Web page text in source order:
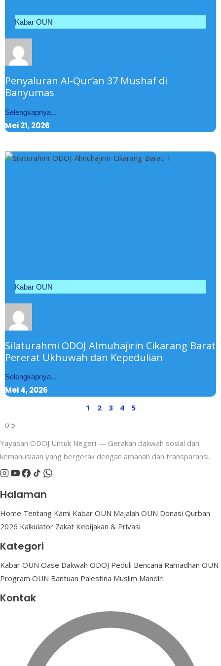
Kabar OUN
Penyaluran Al-Qur’an 37 Mushaf di
Banyumas
Selengkapnya...
Mei 21, 2026
Kabar OUN
Silaturahmi ODOJ Almuhajirin Cikarang Barat
Pererat Ukhuwah dan Kepedulian
Selengkapnya...
Mei 4, 2026
1 2 3 4 5
Yayasan ODOJ Untuk Negeri — Gerakan dakwah sosial dan
kemanusiaan yang bergerak dengan amanah dan transparansi.
Halaman
Home Tentang Kami Kabar OUN Majalah OUN Donasi Qurban
2026 Kalkulator Zakat Kebijakan & Privasi
Kategori
Kabar OUN Oase Dakwah ODOJ Peduli Bencana Ramadhan OUN
Program OUN Bantuan Palestina Muslim Mandiri
Kontak